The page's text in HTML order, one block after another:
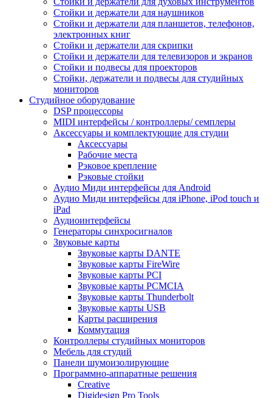
Стойки и держатели для наушников
Стойки и держатели для планшетов, телефонов,
электронных книг
Стойки и держатели для скрипки
Стойки и держатели для телевизоров и экранов
Стойки и подвесы для проекторов
Стойки, держатели и подвесы для студийных
мониторов
Студийное оборудование
DSP процессоры
MIDI интерфейсы / контроллеры/ семплеры
Аксессуары и комплектующие для студии
Аксессуары
Рабочие места
Рэковое крепление
Рэковые стойки
Аудио Миди интерфейсы для Android
Аудио Миди интерфейсы для iPhone, iPod touch и
iPad
Аудиоинтерфейсы
Генераторы синхросигналов
Звуковые карты
Звуковые карты DANTE
Звуковые карты FireWire
Звуковые карты PCI
Звуковые карты PCMCIA
Звуковые карты Thunderbolt
Звуковые карты USB
Карты расширения
Коммутация
Контроллеры студийных мониторов
Мебель для студий
Панели шумоизолирующие
Программно-аппаратные решения
Creative
Digidesign Pro Tools